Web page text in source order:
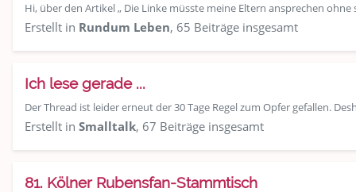
Hi, über den Artikel „ Die Linke müsste meine Eltern ansprechen
Erstellt in Rundum Leben, 65 Beiträge insgesamt
Ich lese gerade ...
Der Thread ist leider erneut der 30 Tage Regel zum Opfer gefallen.
Erstellt in Smalltalk, 67 Beiträge insgesamt
81. Kölner Rubensfan-Stammtisch